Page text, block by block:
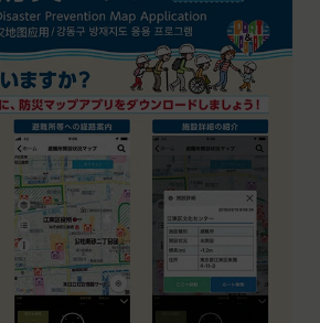
報等の利用目的
らご提供いただいたお客様情報
スの利用規約において定める利用
用します。
）について
とってより使いやすく、より価値
るためにCookie(以下「クッキ
これに類似の技術を含みます。)
あります。
ブサイトを利用されたときにご利
帯端末に一時的にデータを保存さ
用範囲）
と当社間において本サービスの利用
登録手続き完了後の本サービスの
と会員との権利義務関係を定める
ブサイト上に本サービスに関する
定を掲載する場合、又は第11条
り本サービスに関するルール等を
それらは本規約の一部を構成するも
、追加規定又はルール等が本規約
は、当該個別規定、追加規定又は
れるものとします。